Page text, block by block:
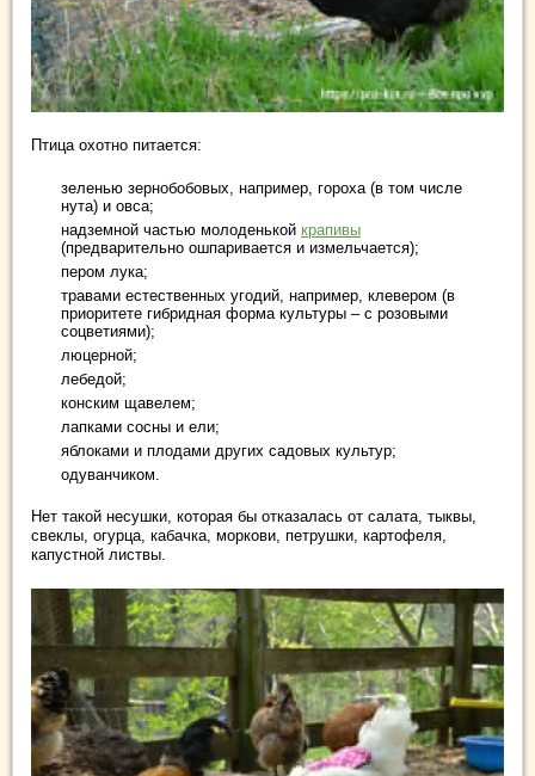
Птица охотно питается:
зеленью зернобобовых, например, гороха (в том числе
нута) и овса;
надземной частью молоденькой крапивы
(предварительно ошпаривается и измельчается);
пером лука;
травами естественных угодий, например, клевером (в
приоритете гибридная форма культуры – с розовыми
соцветиями);
люцерной;
лебедой;
конским щавелем;
лапками сосны и ели;
яблоками и плодами других садовых культур;
одуванчиком.
Нет такой несушки, которая бы отказалась от салата, тыквы,
свеклы, огурца, кабачка, моркови, петрушки, картофеля,
капустной листвы.